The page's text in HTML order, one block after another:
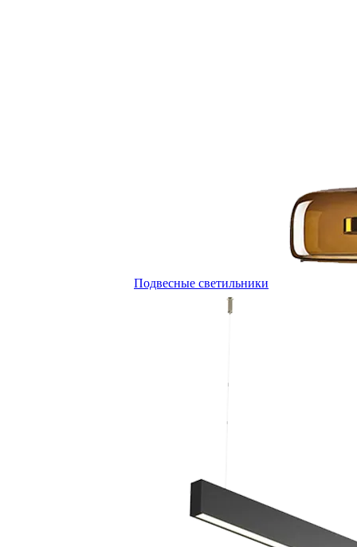
Подвесные светильники